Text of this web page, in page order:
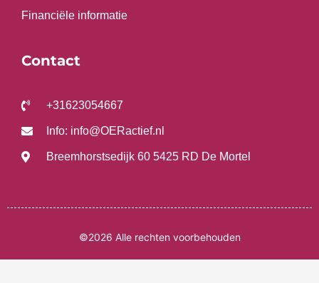
Financiële informatie
Contact
+31623054667
Info: info@OERactief.nl
Breemhorstsedijk 60 5425 RD De Mortel
©2026 Alle rechten voorbehouden